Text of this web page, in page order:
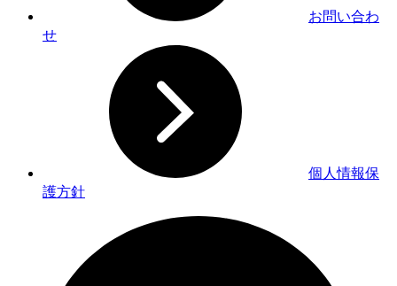
お問い合わ
せ
個人情報保
護方針